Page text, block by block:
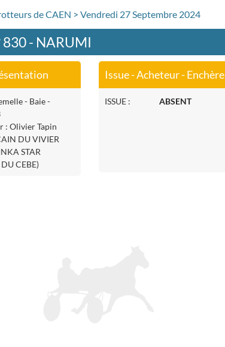
de CAEN > Vendredi 27 Septembre 2024
830 - NARUMI
- Baie -
: Olivier Tapin
DU VIVIER
STAR
CEBE)
Issue - Acheteur - Enchère
ISSUE : ABSENT